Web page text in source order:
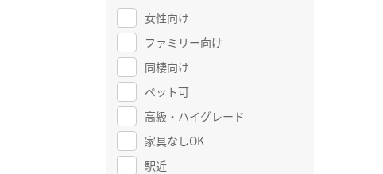
女性向け
ファミリー向け
同棲向け
ペット可
高級・ハイグレード
家具なしOK
駅近